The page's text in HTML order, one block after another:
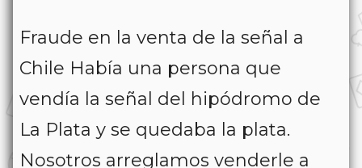
Fraude en la venta de la señal a
Chile Había una persona que
vendía la señal del hipódromo de
La Plata y se quedaba la plata.
Nosotros arreglamos venderle a